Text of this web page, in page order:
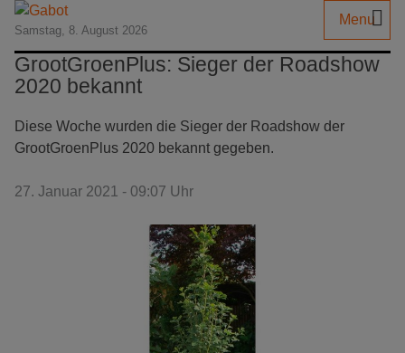
Samstag, 8. August 2026
Menu
GrootGroenPlus: Sieger der Roadshow
2020 bekannt
Diese Woche wurden die Sieger der Roadshow der
GrootGroenPlus 2020 bekannt gegeben.
27. Januar 2021 - 09:07 Uhr